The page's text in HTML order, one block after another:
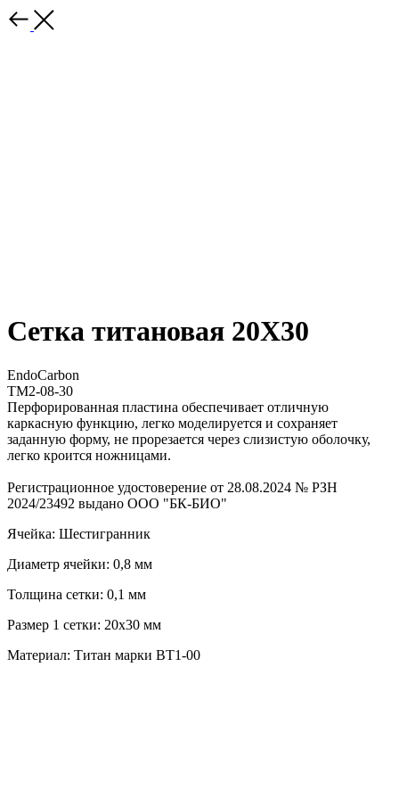
Сетка титановая 20Х30
EndoCarbon
TM2-08-30
Перфорированная пластина обеспечивает отличную
каркасную функцию, легко моделируется и сохраняет
заданную форму, не прорезается через слизистую оболочку,
легко кроится ножницами.
Регистрационное удостоверение от 28.08.2024 № РЗН
2024/23492 выдано ООО "БК-БИО"
Ячейка: Шестигранник
Диаметр ячейки: 0,8 мм
Толщина сетки: 0,1 мм
Размер 1 сетки: 20х30 мм
Материал: Титан марки ВТ1-00